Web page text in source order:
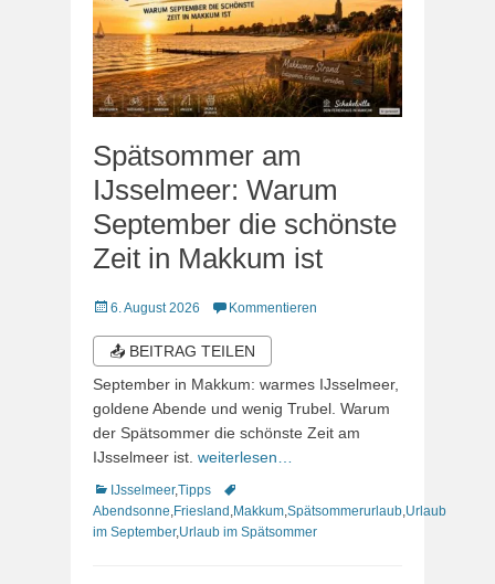
Spätsommer am
IJsselmeer: Warum
September die schönste
Zeit in Makkum ist
Veröffentlicht
6. August 2026 Kommentieren
📤 BEITRAG TEILEN
September in Makkum: warmes IJsselmeer,
goldene Abende und wenig Trubel. Warum
der Spätsommer die schönste Zeit am
IJsselmeer ist. weiterlesen…
Kategorien
IJsselmeer,Tipps
Schlagworte
Abendsonne Friesland Makkum Spätsommerurlaub Urlaub
im September, Urlaub im Spätsommer